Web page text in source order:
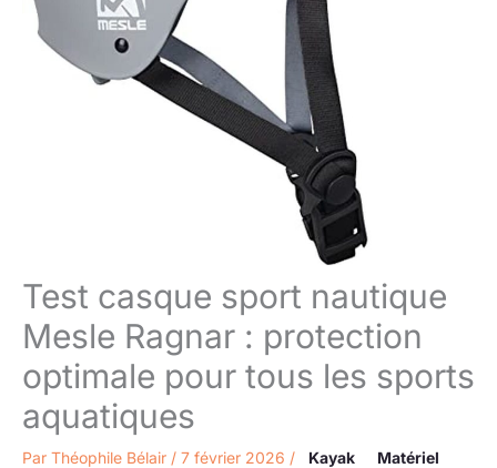
Test casque sport nautique
Mesle Ragnar : protection
optimale pour tous les sports
aquatiques
Par Théophile Bélair / 7 février 2026 / Kayak
Matériel